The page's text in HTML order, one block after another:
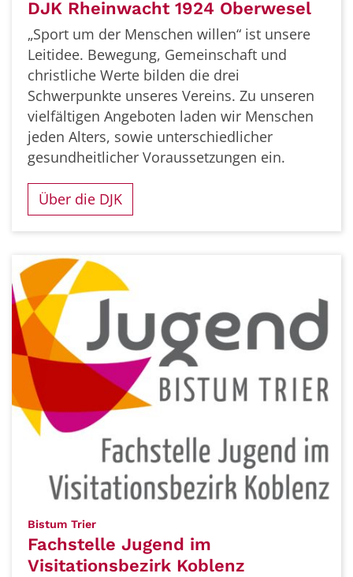
DJK Rheinwacht 1924 Oberwesel
„Sport um der Menschen willen“ ist unsere
Leitidee. Bewegung, Gemeinschaft und
christliche Werte bilden die drei
Schwerpunkte unseres Vereins. Zu unseren
vielfältigen Angeboten laden wir Menschen
jeden Alters, sowie unterschiedlicher
gesundheitlicher Voraussetzungen ein.
Über die DJK
Bistum Trier:
Fachstelle Jugend im
Visitationsbezirk Koblenz